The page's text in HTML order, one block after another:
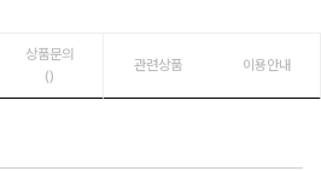
상품문의
()
관련상품 이용안내